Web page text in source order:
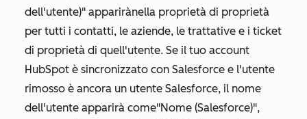
dell'utente)" apparirànella proprietà di proprietà
per tutti i contatti, le aziende, le trattative e i ticket
di proprietà di quell'utente. Se il tuo account
HubSpot è sincronizzato con Salesforce e l'utente
rimosso è ancora un utente Salesforce, il nome
dell'utente apparirà come"Nome (Salesforce)",